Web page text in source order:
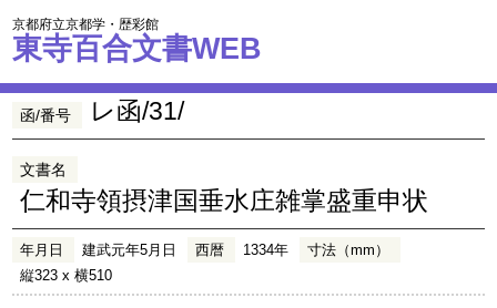
京都府立京都学・歴彩館
東寺百合文書WEB
函/番号 レ函/31/
文書名
仁和寺領摂津国垂水庄雑掌盛重申状
年月日 建武元年5月日 西暦 1334年
寸法（mm）
縦323 x 横510